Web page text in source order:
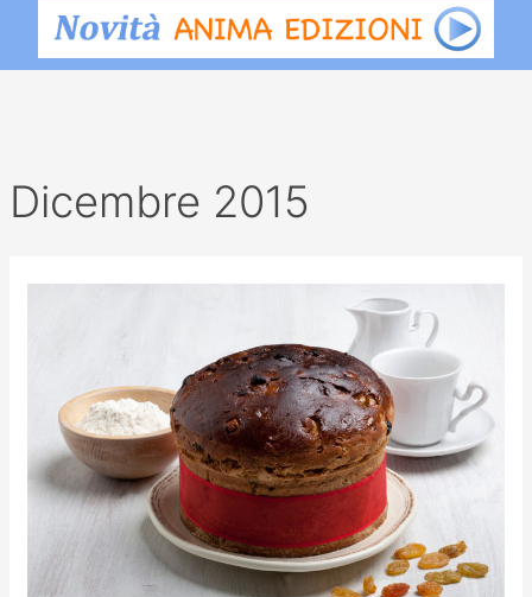
Dicembre 2015